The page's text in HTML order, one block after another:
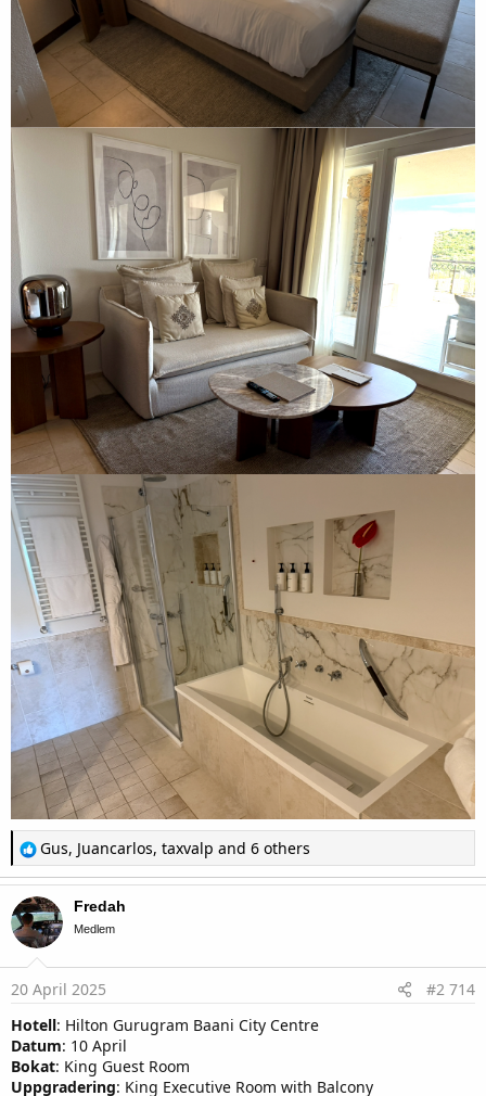
R
a
c
t
i
o
:
Gus, Juancarlos, taxvalp and 6 others
Fredah
Medlem
20 April 2025
#2 714
Hotell: Hilton Gurugram Baani City Centre
Datum: 10 April
Bokat: King Guest Room
Uppgradering: King Executive Room with Balcony